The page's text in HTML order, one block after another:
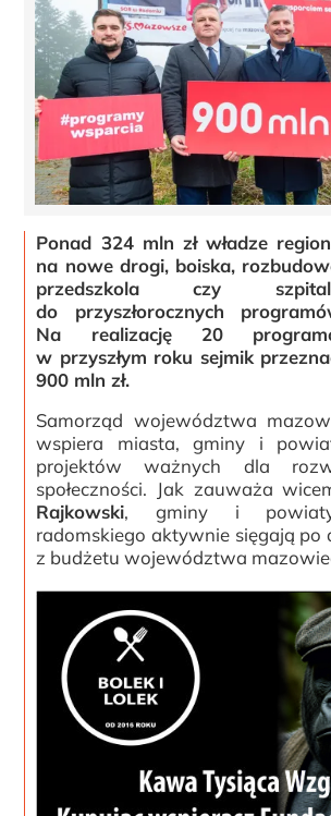
Ponad 324 mln zł władze
na nowe drogi, boiska,
przedszkola czy
do przyszłorocznych
Na realizację 20
w przyszłym roku sejmik
900 mln zł.
Samorząd województwa
wspiera miasta, gminy i
projektów ważnych dla
społeczności. Jak zauważa
Rajkowski, gminy i
radomskiego aktywnie sięgają po
z budżetu województwa